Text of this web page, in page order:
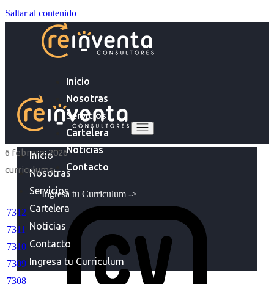
Saltar al contenido
Inicio
Nosotras
Servicios
Cartelera
Noticias
Contacto
Ingresa tu Curriculum ->
Inicio
Nosotras
Servicios
Cartelera
Noticias
Contacto
Ingresa tu Curriculum
6 febrero, 2026
curriculums
|7312
|7311
|7310
|7309
|7308